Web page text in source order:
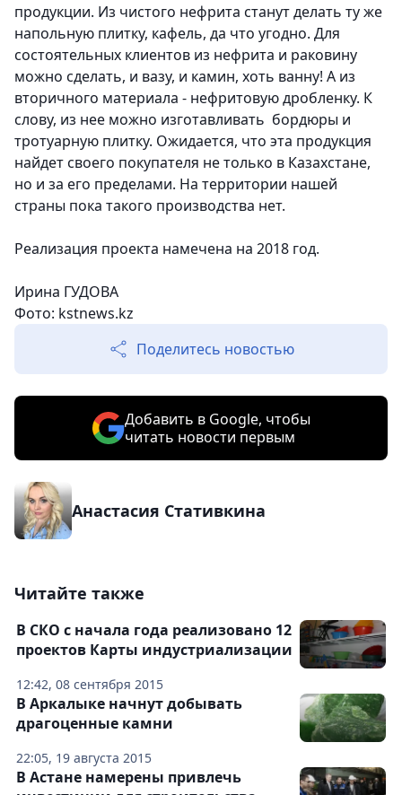
продукции. Из чистого нефрита станут делать ту же
напольную плитку, кафель, да что угодно. Для
состоятельных клиентов из нефрита и раковину
можно сделать, и вазу, и камин, хоть ванну! А из
вторичного материала - нефритовую дробленку. К
слову, из нее можно изготавливать бордюры и
тротуарную плитку. Ожидается, что эта продукция
найдет своего покупателя не только в Казахстане,
но и за его пределами. На территории нашей
страны пока такого производства нет.
Реализация проекта намечена на 2018 год.
Ирина ГУДОВА
Фото: kstnews.kz
Поделитесь новостью
Добавить в Google, чтобы
читать новости первым
Анастасия Стативкина
Читайте также
12:42, 08 сентября 2015
В СКО с начала года реализовано 12
проектов Карты индустриализации
22:05, 19 августа 2015
В Аркалыке начнут добывать
драгоценные камни
В Астане намерены привлечь